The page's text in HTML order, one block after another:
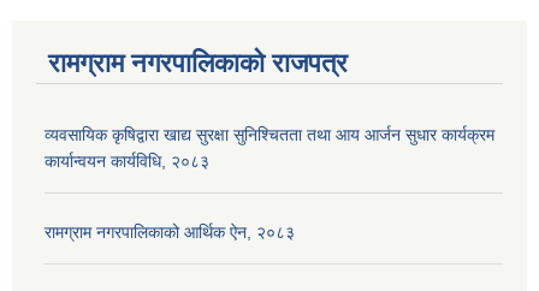
रामग्राम नगरपालिकाको राजपत्र
व्यवसायिक कृषिद्वारा खाद्य सुरक्षा सुनिश्चितता तथा आय आर्जन सुधार कार्यक्रम
कार्यान्वयन कार्यविधि, २०८३
रामग्राम नगरपालिकाको आर्थिक ऐन, २०८३